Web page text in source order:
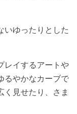
いゆったりとした
レイするアートや
るやかなカーブで
く見せたり、さま